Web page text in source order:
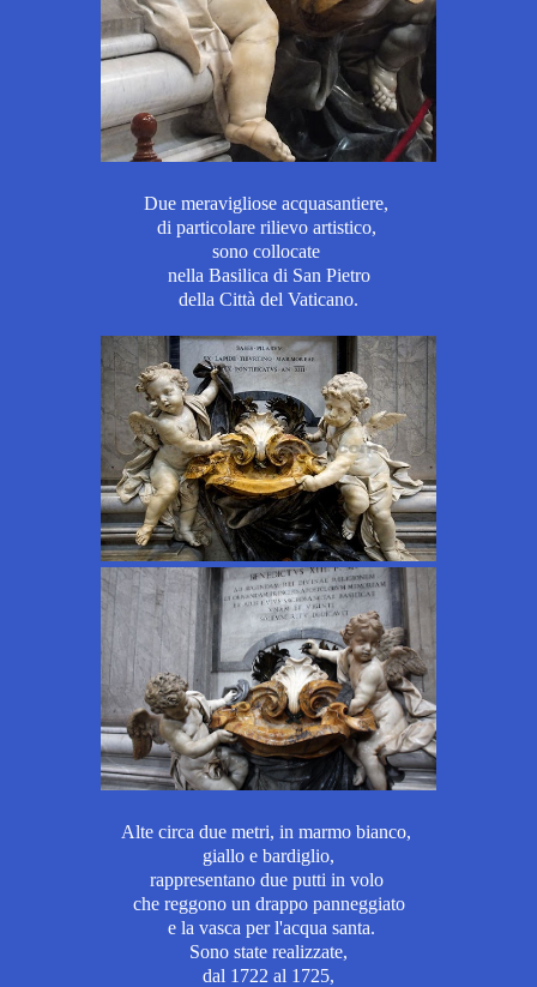
Due meravigliose acquasantiere,
di particolare rilievo artistico,
sono collocate
nella Basilica di San Pietro
della Città del Vaticano.
Alte circa due metri, in marmo bianco,
giallo e bardiglio,
rappresentano due putti in volo
che reggono un drappo panneggiato
e la vasca per l'acqua santa.
Sono state realizzate,
dal 1722 al 1725,